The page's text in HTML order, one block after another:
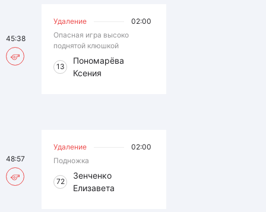
Удаление
02:00
Опасная игра высоко
поднятой клюшкой
13
Пономарёва
Ксения
45:38
Удаление
02:00
Подножка
72
Зенченко
Елизавета
48:57